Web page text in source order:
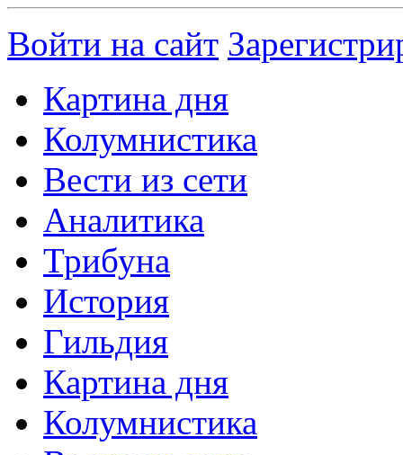
Войти на сайт
Картина дня
Колумнистика
Вести из сети
Аналитика
Трибуна
История
Гильдия
Картина дня
Колумнистика